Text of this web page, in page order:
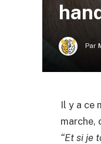
Par
Il y a ce
marche,
“Et si je